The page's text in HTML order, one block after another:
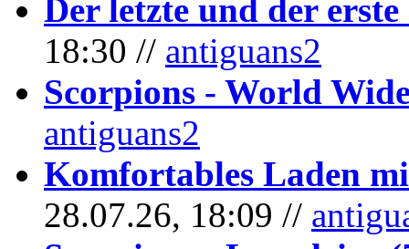
Der letzte und der erste
18:30 // antiguans2
Scorpions - World
antiguans2
Komfortables Laden
28.07.26, 18:09 //